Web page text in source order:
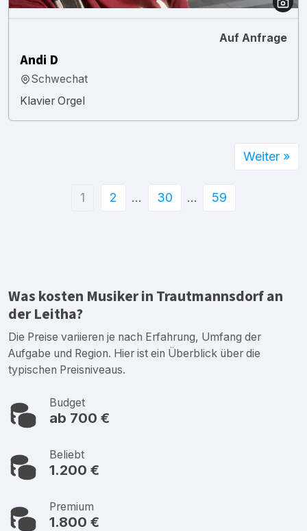
Auf Anfrage
Andi D
Schwechat
Klavier Orgel
1 2 … 30 … 59
Weiter »
Was kosten Musiker in Trautmannsdorf an
der Leitha?
Die Preise variieren je nach Erfahrung, Umfang der
Aufgabe und Region. Hier ist ein Überblick über die
typischen Preisniveaus.
Budget
ab 700 €
Beliebt
1.200 €
Premium
1.800 €